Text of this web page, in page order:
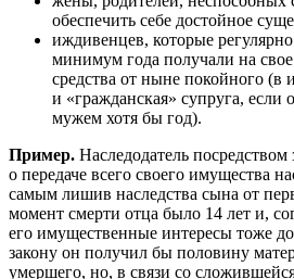
обеспечить себе достойное
иждивенцев, которые
минимум года получали на
средства от ныне покойного (в
и «гражданская» супруга, если
мужем хотя бы год).
Пример. Наследодатель
о передаче всего своего имущества
самым лишив наследства сына от
момент смерти отца было 14 лет и,
его имущественные интересы тоже
закону он получил бы половину
умершего, но, в связи со